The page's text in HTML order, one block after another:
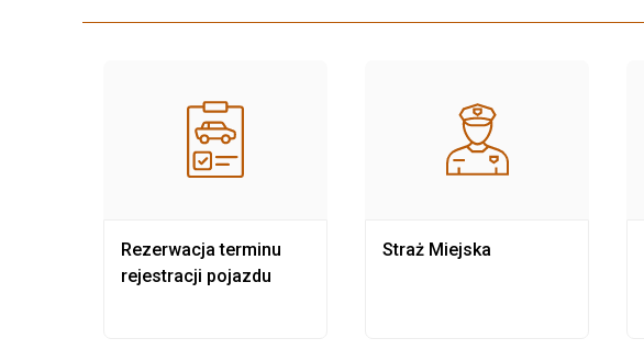
Rezerwacja terminu
rejestracji pojazdu
Straż Miejska